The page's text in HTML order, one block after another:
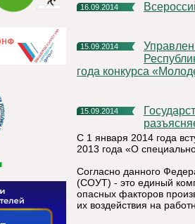
16.09.2014
15.09.2014
Управление государственной гражданской службы
года конкурса
15.09.2014
Государственная инспекция труда в Республике Коми
С 1 января 2014 года
2013 года «О
Согласно данного
(СОУТ) - это единый
опасных факторов
их воздействия на